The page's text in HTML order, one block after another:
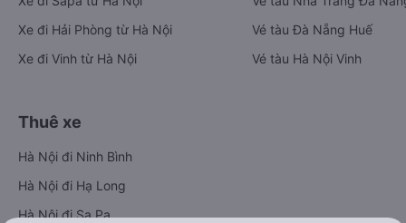
Xe đi Hải Phòng từ Hà Nội
Xe đi Vinh từ Hà Nội
Vé tàu Đà Nẵng Huế
Vé tàu Hà Nội Vinh
Thuê xe
Hà Nội đi Ninh Bình
Hà Nội đi Hạ Long
Hà Nội đi Sa Pa